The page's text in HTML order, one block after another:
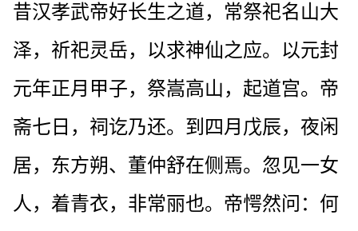
昔汉孝武帝好长生之道，常祭祀名山大
泽，祈祀灵岳，以求神仙之应。以元封
元年正月甲子，祭嵩高山，起道宫。帝
斋七日，祠讫乃还。到四月戊辰，夜闲
居，东方朔、董仲舒在侧焉。忽见一女
人，着青衣，非常丽也。帝愕然问：何